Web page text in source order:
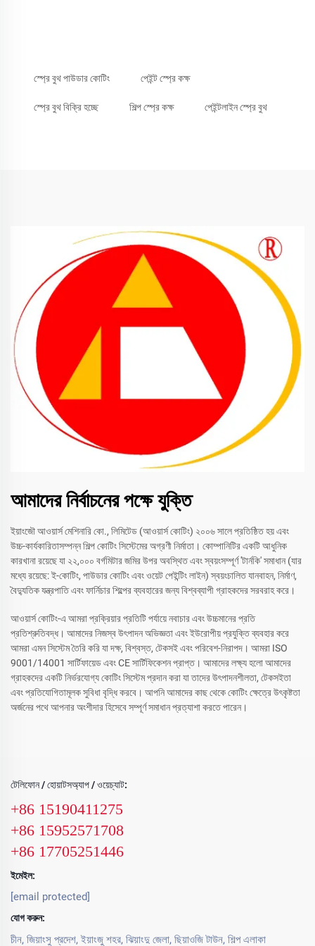
স্প্রে বুথ পাউডার কোটিং পেইন্ট স্প্রে কক্ষ
স্প্রে বুথ বিক্রি হচ্ছে শিল্প স্প্রে কক্ষ পেইন্টলাইন স্প্রে বুথ
আমাদের নির্বাচনের পক্ষে যুক্তি
ইয়াংজৌ আওয়ার্স মেশিনারি কো., লিমিটেড (আওয়ার্স কোটিং) ২০০৬ সালে প্রতিষ্ঠিত হয় এবং
উচ্চ-কার্যকারিতাসম্পন্ন শিল্প কোটিং সিস্টেমের অগ্রণী নির্মাতা। কোম্পানিটির একটি আধুনিক
কারখানা রয়েছে যা ২২,০০০ বর্গমিটার জমির উপর অবস্থিত এবং স্বয়ংসম্পূর্ণ 'টার্নকি' সমাধান (যার
মধ্যে রয়েছে: ই-কোটিং, পাউডার কোটিং এবং ওয়েট পেইন্টিং লাইন) স্বয়ংচালিত যানবাহন, নির্মাণ,
বৈদ্যুতিক যন্ত্রপাতি এবং ফার্নিচার শিল্পের ব্যবহারের জন্য বিশ্বব্যাপী গ্রাহকদের সরবরাহ করে।
আওয়ার্স কোটিং-এ আমরা প্রক্রিয়ার প্রতিটি পর্যায়ে নবাচার এবং উচ্চমানের প্রতি
প্রতিশ্রুতিবদ্ধ। আমাদের নিজস্ব উৎপাদন অভিজ্ঞতা এবং ইউরোপীয় প্রযুক্তি ব্যবহার করে
আমরা এমন সিস্টেম তৈরি করি যা দক্ষ, বিশ্বস্ত, টেকসই এবং পরিবেশ-নিরাপদ। আমরা ISO
9001/14001 সার্টিফায়েড এবং CE সার্টিফিকেশন প্রাপ্ত। আমাদের লক্ষ্য হলো আমাদের
গ্রাহকদের একটি নির্ভরযোগ্য কোটিং সিস্টেম প্রদান করা যা তাদের উৎপাদনশীলতা, টেকসইতা
এবং প্রতিযোগিতামূলক সুবিধা বৃদ্ধি করবে। আপনি আমাদের কাছ থেকে কোটিং ক্ষেত্রে উৎকৃষ্টতা
অর্জনের পথে আপনার অংশীদার হিসেবে সম্পূর্ণ সমাধান প্রত্যাশা করতে পারেন।
টেলিফোন / হোয়াটসঅ্যাপ / ওয়েচ্যাট:
+86 15190411275
+86 15952571708
+86 17705251446
ইমেইল:
[email protected]
যোগ করুন:
চীন, জিয়াংসু প্রদেশ, ইয়াংজু শহর, ঝিয়াংদু জেলা, ছিয়াওজি টাউন, শিল্প এলাকা